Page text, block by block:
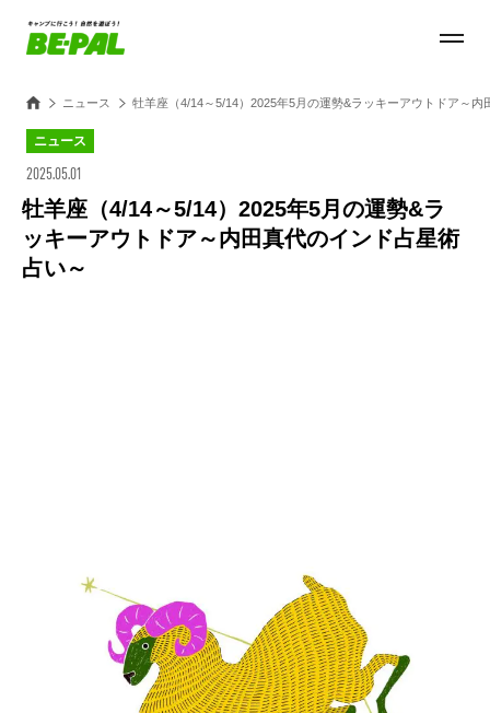
ニュース 牡羊座（4/14～5/14）2025年5月の運勢&ラッキーアウトドア～内
ニュース
2025.05.01
牡羊座（4/14～5/14）2025年5月の運勢&ラ
ッキーアウトドア～内田真代のインド占星術
占い～